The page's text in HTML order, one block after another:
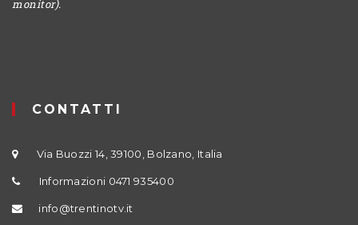
monitor).
CONTATTI
Via Buozzi 14, 39100, Bolzano, Italia
Informazioni 0471 935400
info@trentinotv.it